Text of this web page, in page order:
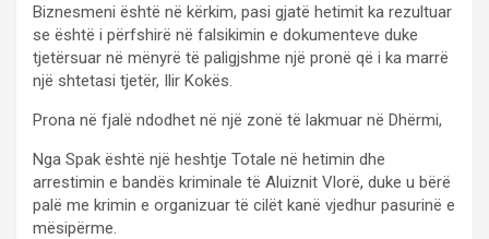
Biznesmeni është në kërkim, pasi gjatë hetimit ka rezultuar
se është i përfshirë në falsikimin e dokumenteve duke
tjetërsuar në mënyrë të paligjshme një pronë që i ka marrë
një shtetasi tjetër, Ilir Kokës.
Prona në fjalë ndodhet në një zonë të lakmuar në Dhërmi,
Nga Spak është një heshtje Totale në hetimin dhe
arrestimin e bandës kriminale të Aluiznit Vlorë, duke u bërë
palë me krimin e organizuar të cilët kanë vjedhur pasurinë e
mësipërme.